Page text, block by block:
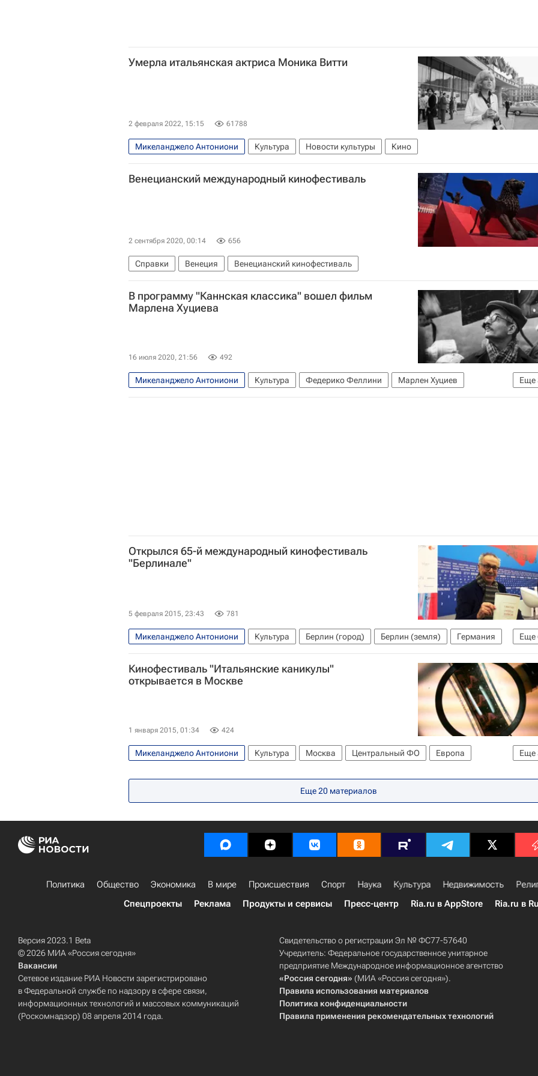
Умерла итальянская актриса Моника Витти
2 февраля 2022, 15:15 61788
Микеланджело Антониони Культура Новости культуры Кино
Венецианский международный кинофестиваль
2 сентября 2020, 00:14 656
Справки Венеция Венецианский кинофестиваль
В программу "Каннская классика" вошел фильм
Марлена Хуциева
16 июля 2020, 21:56 492
Еще
Микеланджело Антониони Культура Федерико Феллини
Марлен Хуциев
Каннский кинофестиваль
Новости культуры Кино
Открылся 65-й международный кинофестиваль
"Берлинале"
5 февраля 2015, 23:43 781
Еще
Микеланджело Антониони Культура Берлин (город) Берлин (земля)
Германия
Весь мир
Европа Алексей Герман-младший
Чулпан Хаматова
Сергей Соловьев (режиссер)
Берлинский кинофестиваль
Кинофестиваль "Итальянские каникулы"
открывается в Москве
1 января 2015, 01:34 424
Еще
Микеланджело Антониони Культура Москва Центральный ФО
Европа
Еще20 материалов
Политика Общество Экономика В мире Происшествия Спорт Наука Культура Недвижимость
Спецпроекты
Реклама Продукты и сервисы Пресс-центр Ria.ru в AppStore Ria.ru в
Версия 2023.1 Beta
© 2026 МИА «Россия сегодня»
Вакансии
Сетевое издание РИА Новости зарегистрировано
в Федеральной службе по надзору в сфере связи,
информационных технологий и массовых коммуникаций
(Роскомнадзор) 08 апреля 2014 года.
Свидетельство о регистрации Эл № ФС77-57640
Учредитель: Федеральное государственное унитарное
предприятие Международное информационное агентство
«Россия сегодня» (МИА «Россия сегодня»).
Правила использования материалов
Политика конфиденциальности
Правила применения рекомендательных технологий